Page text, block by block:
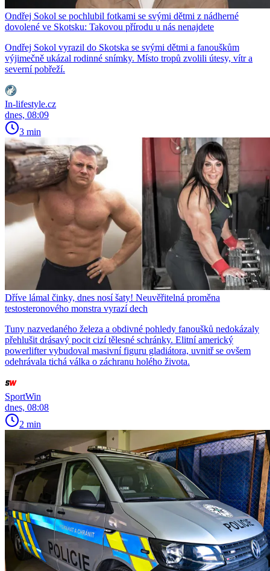
Ondřej Sokol se pochlubil fotkami se svými dětmi z nádherné
dovolené ve Skotsku: Takovou přírodu u nás nenajdete
Ondřej Sokol vyrazil do Skotska se svými dětmi a fanouškům
výjimečně ukázal rodinné snímky. Místo tropů zvolili útesy, vítr a
severní pobřeží.
In-lifestyle.cz
dnes, 08:09
3 min
Dříve lámal činky, dnes nosí šaty! Neuvěřitelná proměna
testosteronového monstra vyrazí dech
Tuny nazvedaného železa a obdivné pohledy fanoušků nedokázaly
přehlušit drásavý pocit cizí tělesné schránky. Elitní americký
powerlifter vybudoval masivní figuru gladiátora, uvnitř se ovšem
odehrávala tichá válka o záchranu holého života.
SportWin
dnes, 08:08
2 min